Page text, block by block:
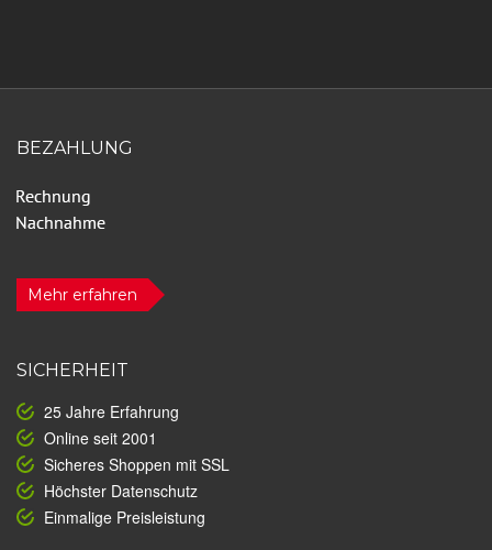
BEZAHLUNG
Mehr erfahren
SICHERHEIT
25 Jahre Erfahrung
Online seit 2001
Sicheres Shoppen mit SSL
Höchster Datenschutz
Einmalige Preisleistung